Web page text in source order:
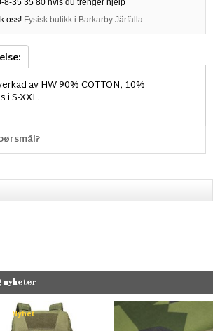
8-35 35 80 hvis du trenger hjelp
oss! Fysisk butikk i Barkarby Järfälla
av HW 90% COTTON, 10%
i S-XXL.
nyheter
Nyhet